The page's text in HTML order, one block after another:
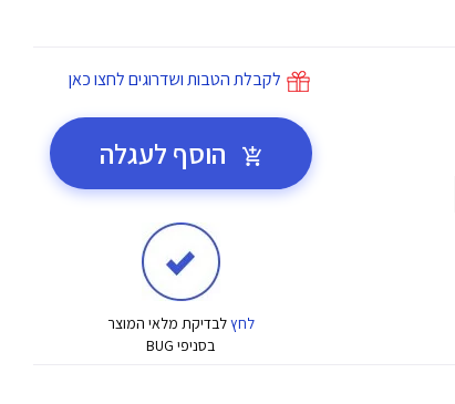
לקבלת הטבות ושדרוגים לחצו כאן
הוסף לעגלה
לחץלבדיקת מלאי המוצר
בסניפי BUG